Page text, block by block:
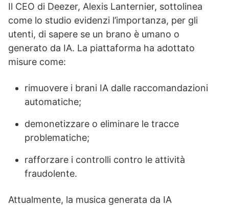
Il CEO di Deezer, Alexis Lanternier, sottolinea
come lo studio evidenzi l’importanza, per gli
utenti, di sapere se un brano è umano o
generato da IA. La piattaforma ha adottato
misure come:
rimuovere i brani IA dalle raccomandazioni
automatiche;
demonetizzare o eliminare le tracce
problematiche;
rafforzare i controlli contro le attività
fraudolente.
Attualmente, la musica generata da IA